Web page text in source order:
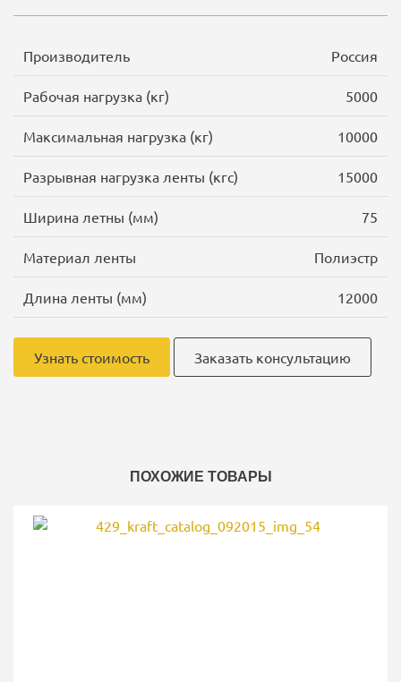
Производитель Россия
Рабочая нагрузка (кг) 5000
Максимальная нагрузка (кг) 10000
Разрывная нагрузка ленты (кгс) 15000
Ширина летны (мм) 75
Материал ленты Полиэстр
Длина ленты (мм) 12000
Узнать стоимость Заказать консультацию
ПОХОЖИЕ ТОВАРЫ